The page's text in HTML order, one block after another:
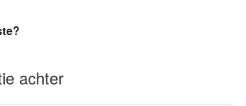
achter